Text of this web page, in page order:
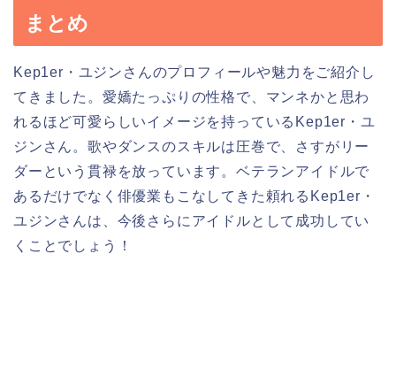
まとめ
Kep1er・ユジンさんのプロフィールや魅力をご紹介し
てきました。愛嬌たっぷりの性格で、マンネかと思わ
れるほど可愛らしいイメージを持っているKep1er・ユ
ジンさん。歌やダンスのスキルは圧巻で、さすがリー
ダーという貫禄を放っています。ベテランアイドルで
あるだけでなく俳優業もこなしてきた頼れるKep1er・
ユジンさんは、今後さらにアイドルとして成功してい
くことでしょう！